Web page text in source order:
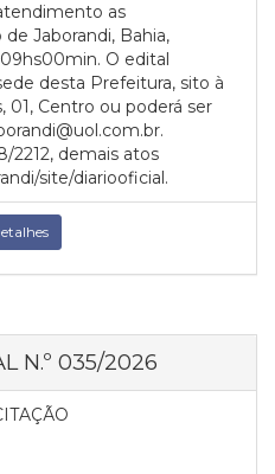
as
Jaborandi, Bahia,
O edital
desta Prefeitura, sito à
01, Centro ou poderá ser
2212, demais atos
site/diariooficial.
N.º 035/2026